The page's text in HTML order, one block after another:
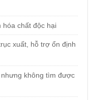
hóa chất độc hại
xuất, hỗ trợ ổn định
không tìm được